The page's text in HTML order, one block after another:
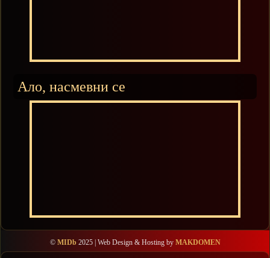
Ало, насмевни се
© MIDb 2025 | Web Design & Hosting by MAKDOMEN